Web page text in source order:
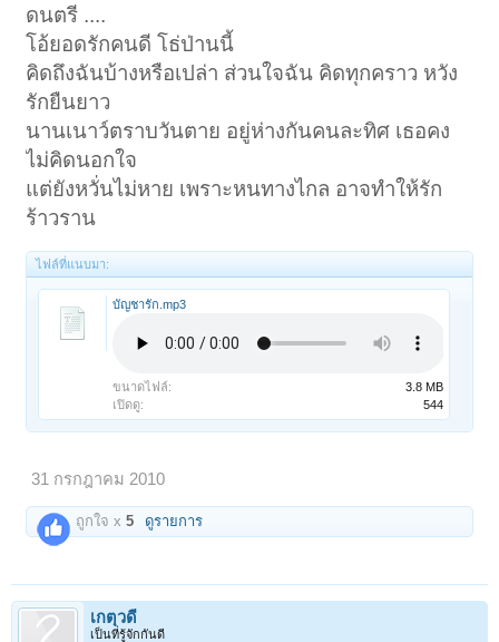
ดนตรี ....
โอ้ยอดรักคนดี โธ่ป่านนี้
คิดถึงฉันบ้างหรือเปล่า ส่วนใจฉัน คิดทุกคราว หวัง
รักยืนยาว
นานเนาว์ตราบวันตาย อยู่ห่างกันคนละทิศ เธอคง
ไม่คิดนอกใจ
แต่ยังหวั่นไม่หาย เพราะหนทางไกล อาจทำให้รัก
ร้าวราน
ไฟล์ที่แนบมา:
บัญชารัก.mp3
ขนาดไฟล์:
3.8 MB
เปิดดู:
544
31 กรกฎาคม 2010
ถูกใจ x5 ดูรายการ
เกตุวดี
เป็นที่รู้จักกันดี